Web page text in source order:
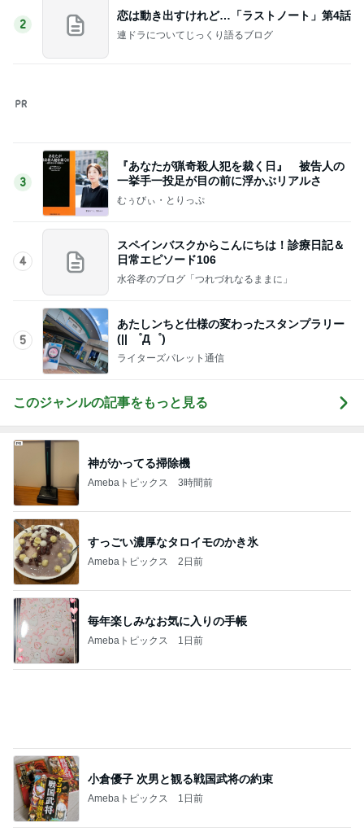
5
あたしンちと仕様の変わったスタンプラリー
(|| ゜Д゜)
ライターズパレット通信
神がかってる掃除機
Amebaトピックス 3時間前
すっごい濃厚なタロイモのかき氷
Amebaトピックス 2日前
毎年楽しみなお気に入りの手帳
Amebaトピックス 1日前
Amebaトピックス 1日前
鬼門の日に無かった強い倦怠感
Amebaトピックス 20時間前